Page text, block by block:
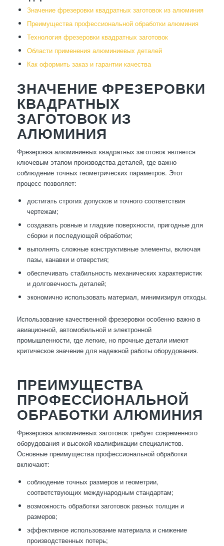
Значение фрезеровки квадратных заготовок из алюминия
Преимущества профессиональной обработки алюминия
Технология фрезеровки квадратных заготовок
Области применения алюминиевых деталей
Как оформить заказ и гарантии качества
ЗНАЧЕНИЕ ФРЕЗЕРОВКИ
КВАДРАТНЫХ
ЗАГОТОВОК ИЗ
АЛЮМИНИЯ
Фрезеровка алюминиевых квадратных заготовок является
ключевым этапом производства деталей, где важно
соблюдение точных геометрических параметров. Этот
процесс позволяет:
достигать строгих допусков и точного соответствия
чертежам;
создавать ровные и гладкие поверхности, пригодные для
сборки и последующей обработки;
выполнять сложные конструктивные элементы, включая
пазы, канавки и отверстия;
обеспечивать стабильность механических характеристик
и долговечность деталей;
экономично использовать материал, минимизируя отходы.
Использование качественной фрезеровки особенно важно в
авиационной, автомобильной и электронной
промышленности, где легкие, но прочные детали имеют
критическое значение для надежной работы оборудования.
ПРЕИМУЩЕСТВА
ПРОФЕССИОНАЛЬНОЙ
ОБРАБОТКИ АЛЮМИНИЯ
Фрезеровка алюминиевых заготовок требует современного
оборудования и высокой квалификации специалистов.
Основные преимущества профессиональной обработки
включают:
соблюдение точных размеров и геометрии,
соответствующих международным стандартам;
возможность обработки заготовок разных толщин и
размеров;
эффективное использование материала и снижение
производственных потерь;